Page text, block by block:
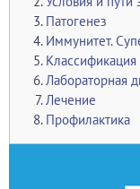
Патогенез
Иммунитет.
Классификация
Лабораторная
Лечение
Профилактика